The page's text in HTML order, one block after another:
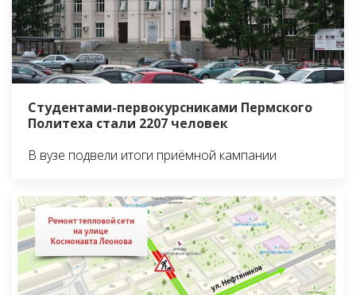
Студентами-первокурсниками Пермского
Политеха стали 2207 человек
В вузе подвели итоги приёмной кампании